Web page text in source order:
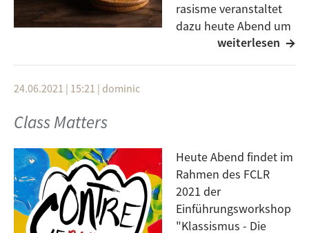
rasisme veranstaltet
dazu heute Abend um
18:00 Uhr eine Online-
Vorwurf des Rassismus in den eigenen Reihen umgeht
und was getan werden kann und muss um Rassismus
in der Justiz entgegenzutreten, darüber spricht Frau
Maria Kalin von der Kanzlei am Münster.
weiterlesen
24.06.2021 | 15:21 | dominic
Class Matters
Heute Abend findet im
Rahmen des FCLR
2021 der
Einführungsworkshop
"Klassismus - Die